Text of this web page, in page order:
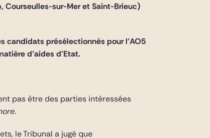
Courseulles-sur-Mer et Saint-Brieuc)
candidats présélectionnés pour l’AO5
d’aides d’Etat.
pas être des parties intéressées
.
le Tribunal a jugé que